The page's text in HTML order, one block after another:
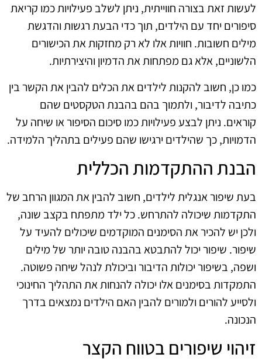
לעשות זאת בצורה חווייתית, ניתן לשלב פעילויות כמו קריאת
סיפורים יחד עם הילדים, תוך כדי הבעת רגשות והדגשת
מילים חשובות. חוויות אלו לא רק מחזקות את הכישורים
הלשוניים, אלא גם מפתחות את הדמיון והיצירתיות.
כמו כן, חשוב להקנות לילדים את הכלים להבין את הקשר בין
כתיבה לדיבור, ולתמוך בהם בהבנת הטקסטים שהם
קוראים. ניתן לבצע פעילויות כמו סיכום הסיפור או שיחה על
הדמויות, כך שהילדים ירגישו שהם פעילים בתהליך הלמידה.
הבנת ההתקדמות הכללית
בעת שיפור אנגלית לילדים, חשוב להבין את המגוון הרחב של
התקדמות שיכולה להתרחש. כל ילד מתפתח בקצב שונה,
ולכן יש להכיר את הסימנים המוקדמים שיכולים להעיד על
שיפור. שיפור יכול להתבטא בהבנה טובה יותר של מילים
ושפה, בשיפור יכולות הדיבור וביכולת לנהל שיחה פשוטה.
התמקדות בסימנים אלו יכולה להנחות את התהליך החינוכי
ולסייע להורים ולמורים להבין האם הילדים נמצאים בדרך
הנכונה.
זיהוי שיפורים בטווח הקצר